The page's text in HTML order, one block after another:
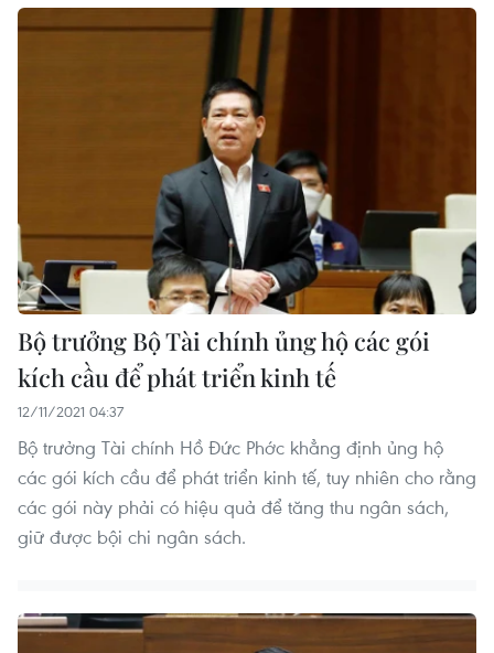
Bộ trưởng Bộ Tài chính ủng hộ các gói
kích cầu để phát triển kinh tế
12/11/2021 04:37
Bộ trưởng Tài chính Hồ Đức Phớc khẳng định ủng hộ
các gói kích cầu để phát triển kinh tế, tuy nhiên cho rằng
các gói này phải có hiệu quả để tăng thu ngân sách,
giữ được bội chi ngân sách.